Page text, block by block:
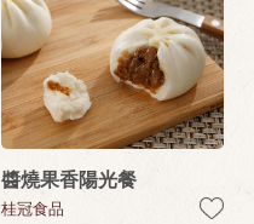
醬燒果香陽光餐
桂冠食品